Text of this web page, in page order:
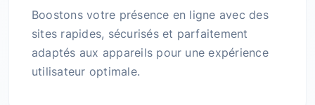
Boostons votre présence en ligne avec des
sites rapides, sécurisés et parfaitement
adaptés aux appareils pour une expérience
utilisateur optimale.